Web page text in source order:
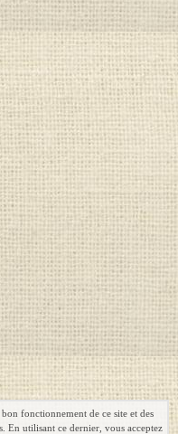
fonctionnement de ce site et des
En utilisant ce dernier, vous acceptez